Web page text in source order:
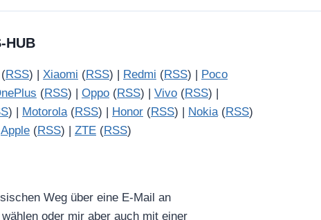
HUB
(RSS) | Xiaomi (RSS) | Redmi (RSS) | Poco
(RSS) | Oppo (RSS) | Vivo (RSS) |
) | Motorola(RSS) | Honor (RSS) | Nokia(RSS)
Apple (RSS) | ZTE (RSS)
Weg über eine E-Mail an
wählen oder mir aber auch mit einer